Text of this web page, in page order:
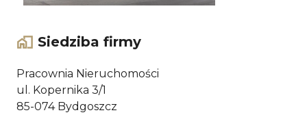
Siedziba firmy
Pracownia Nieruchomości
ul. Kopernika 3/1
85-074 Bydgoszcz